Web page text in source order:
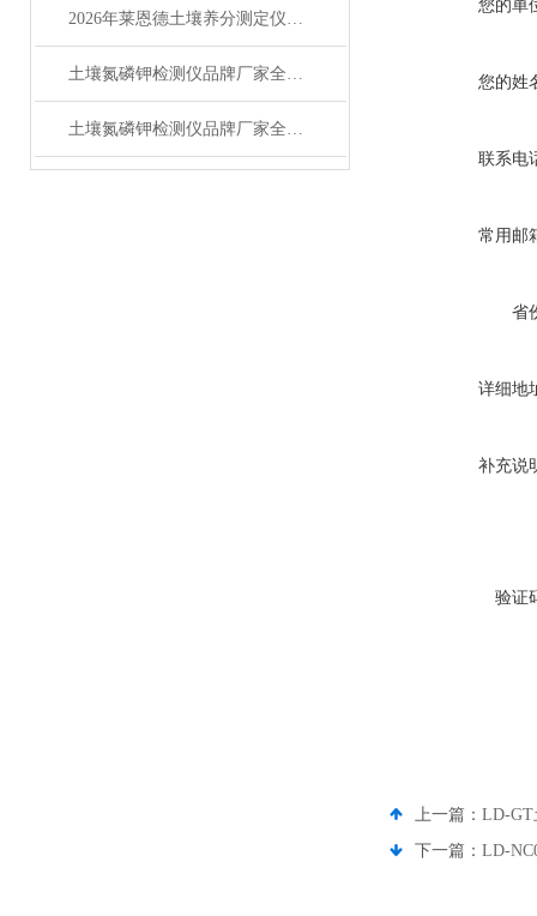
2026年莱恩德土壤养分测定仪技术实用问答指南
土壤氮磷钾检测仪品牌厂家全解析：主流品牌排名与选型指南
土壤氮磷钾检测仪品牌厂家全解析 主流品牌选购参考指南
您的单
您的姓
联系电
常用邮
省
详细地
补充说
验证
上一篇： LD-GT
下一篇： LD-